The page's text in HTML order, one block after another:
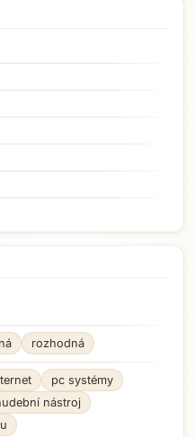
rozhodná
pc systémy
nástroj